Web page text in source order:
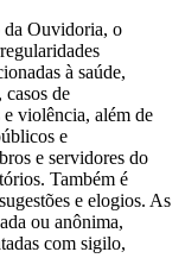
da Ouvidoria, o
à saúde,
de
violência, além de
e
e servidores do
Também é
e elogios. As
ou anônima,
com sigilo,